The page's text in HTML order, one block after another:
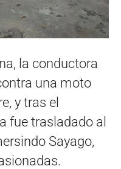
la conductora
una moto
y tras el
fue trasladado al
Sayago,